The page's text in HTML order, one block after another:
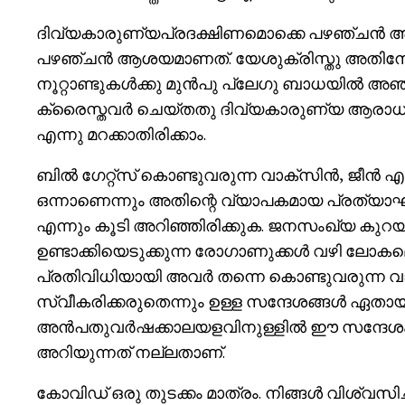
ദിവ്യകാരുണ്യപ്രദക്ഷിണമൊക്കെ പഴഞ്ചൻ
പഴഞ്ചൻ ആശയമാണത്. യേശുക്രിസ്തു
നൂറ്റാണ്ടുകൾക്കു മുൻപു പ്ലേഗു ബാധയിൽ
ക്രൈസ്തവർ ചെയ്തതു ദിവ്യകാരുണ്യ
എന്നു മറക്കാതിരിക്കാം.
ബിൽ ഗേറ്റ്സ് കൊണ്ടുവരുന്ന വാക്സിൻ, ജീൻ
ഒന്നാണെന്നും അതിന്റെ വ്യാപകമായ
എന്നും കൂടി അറിഞ്ഞിരിക്കുക. ജനസംഖ്യ
ഉണ്ടാക്കിയെടുക്കുന്ന രോഗാണുക്കൾ വഴി
പ്രതിവിധിയായി അവർ തന്നെ
സ്വീകരിക്കരുതെന്നും ഉള്ള സന്ദേശങ്ങൾ
അൻപതുവർഷക്കാലയളവിനുള്ളിൽ ഈ സന്ദേശം
അറിയുന്നത് നല്ലതാണ്.
കോവിഡ് ഒരു തുടക്കം മാത്രം. നിങ്ങൾ